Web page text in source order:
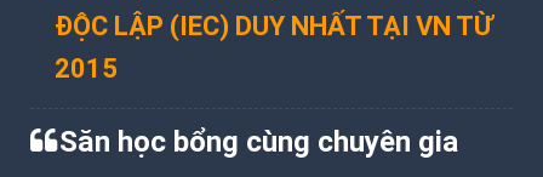
ĐỘC LẬP (IEC) DUY NHẤT TẠI VN TỪ
2015
Săn học bổng cùng chuyên gia